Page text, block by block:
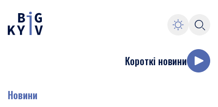
Короткі новини
Новини